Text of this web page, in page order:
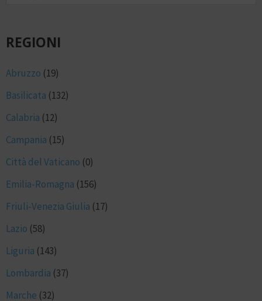
REGIONI
Abruzzo (19)
Basilicata (132)
Calabria (12)
Campania (15)
Città del Vaticano (0)
Emilia-Romagna (156)
Friuli-Venezia Giulia (17)
Lazio (58)
Liguria (143)
Lombardia (37)
Marche (32)